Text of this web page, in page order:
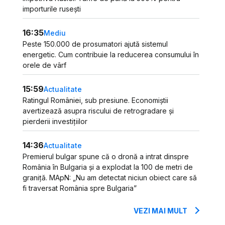
importurile rusești
16:35Mediu
Peste 150.000 de prosumatori ajută sistemul
energetic. Cum contribuie la reducerea consumului în
orele de vârf
15:59Actualitate
Ratingul României, sub presiune. Economiștii
avertizează asupra riscului de retrogradare și
pierderii investițiilor
14:36Actualitate
Premierul bulgar spune că o dronă a intrat dinspre
România în Bulgaria și a explodat la 100 de metri de
graniță. MApN: „Nu am detectat niciun obiect care să
fi traversat România spre Bulgaria”
VEZI MAI MULT